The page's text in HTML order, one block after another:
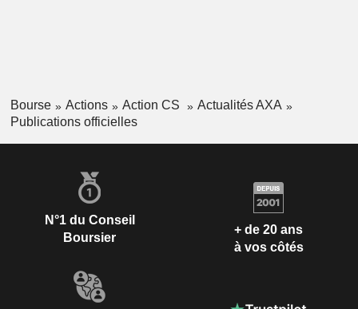
Bourse Actions Action CS
Actualités AXA
Publications officielles
N°1 du Conseil
Boursier
+ de 20 ans
à vos côtés